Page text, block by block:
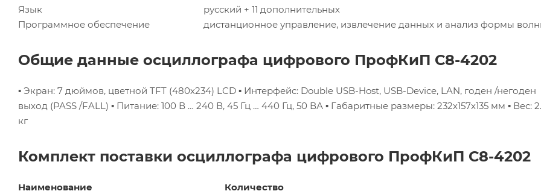
Язык
русский + 11 дополнительных
Программное обеспечение
дистанционное управление, извлечение данных и анализ формы
Общие данные осциллографа цифрового ПрофКиП С8-4202
▪ Экран: 7 дюймов, цветной TFT (480х234) LCD ▪ Интерфейс: Double USB-Host, USB-Device, LAN, годен /негоден
выход (PASS /FALL) ▪ Питание: 100 В … 240 В, 45 Гц … 440 Гц, 50 ВА ▪ Габаритные размеры: 232х157х135 мм ▪ Вес:
кг
Комплект поставки осциллографа цифрового ПрофКиП С8-4202
Наименование
Количество